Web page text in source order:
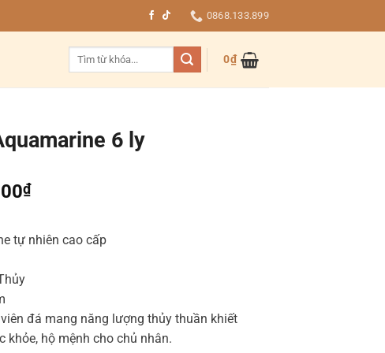
0868.133.899
0₫
6 ly
₫Giá
tại
là:
tự nhiên cao cấp
đá mang năng lượng thủy thuần khiết
khỏe, hộ mệnh cho chủ nhân.